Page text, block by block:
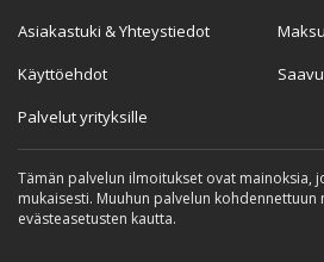
Asiakastuki & Yhteystiedot
Käyttöehdot
Palvelut yrityksille
Tämän palvelun ilmoitukset ovat mainoksia,
mukaisesti. Muuhun palvelun
evästeasetusten kautta.